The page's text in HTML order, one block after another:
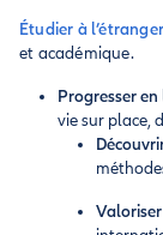
Étudier à l’étranger
et académique.
Progresser
vie sur place,